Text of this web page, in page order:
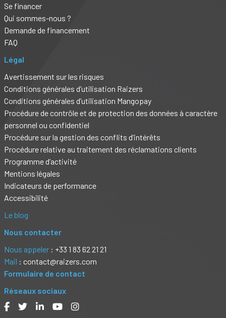
Se financer
Qui sommes-nous ?
Demande de financement
FAQ
Légal
Avertissement sur les risques
Conditions générales d’utilisation Raizers
Conditions générales d’utilisation Mangopay
Procédure de contrôle et de protection des données à caractère
personnel ou confidentiel
Procédure sur la gestion des conflits d’intérêts
Procédure relative au traitement des réclamations clients
Programme d’activité
Mentions légales
Indicateurs de performance
Accessibilité
Le blog
Nous contacter
Nous appeler: +33 1 83 62 21 21
Mail : contact@raizers.com
Formulaire de contact
Réseaux sociaux